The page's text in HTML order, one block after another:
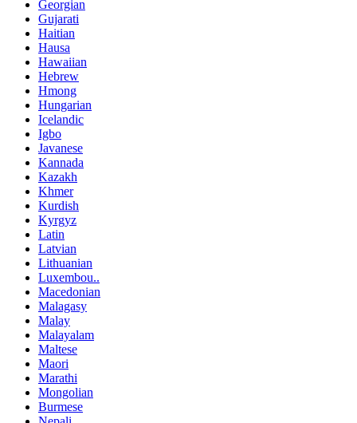
Georgian
Gujarati
Haitian
Hausa
Hawaiian
Hebrew
Hmong
Hungarian
Icelandic
Igbo
Javanese
Kannada
Kazakh
Khmer
Kurdish
Kyrgyz
Latin
Latvian
Lithuanian
Luxembou..
Macedonian
Malagasy
Malay
Malayalam
Maltese
Maori
Marathi
Mongolian
Burmese